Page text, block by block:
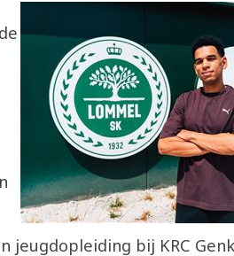
jeugdopleiding bij KRC